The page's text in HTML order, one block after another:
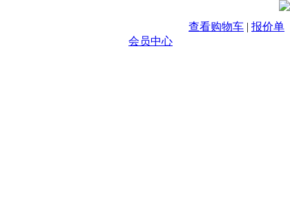
查看购物车 | 报价单
会员中心